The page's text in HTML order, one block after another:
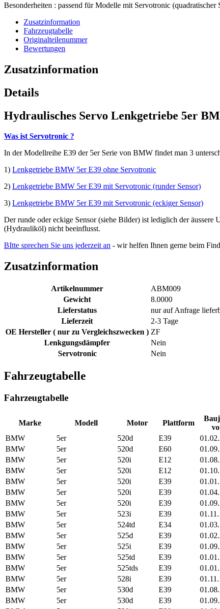
Besonderheiten : passend für Modelle mit Servotronic (quadratischer
Zusatzinformation
Fahrzeugtabelle
Originalteilenummer
Bewertungen
Zusatzinformation
Details
Hydraulisches Servo Lenkgetriebe 5er
Was ist Servotronic ?
In der Modellreihe E39 der 5er Serie von BMW findet man 3
1) Lenkgetriebe BMW 5er E39 ohne Servotronic
2) Lenkgetriebe BMW 5er E39 mit Servotronic (runder Sensor)
3) Lenkgetriebe BMW 5er E39 mit Servotronic (eckiger Sensor)
Der runde oder eckige Sensor (siehe Bilder) ist lediglich der
(Hydrauliköl) nicht beeinflusst.
BItte sprechen Sie uns jederzeit an - wir helfen Ihnen gerne beim
Zusatzinformation
Artikelnummer
ABM009
Gewicht
8.0000
Lieferstatus
nur auf Anfrage
Lieferzeit
2-3 Tage
OE Hersteller ( nur zu Vergleichszwecken ) ZF
Lenkgungsdämpfer
Nein
Servotronic
Nein
Fahrzeugtabelle
Fahrzeugtabelle
Marke Modell Motor Plattform
BMW
5er 520d E39
BMW
5er 520d E60
BMW
5er 520i E12
BMW
5er 520i E12
BMW
5er 520i E39
BMW
5er 520i E39
BMW
5er 520i E39
BMW
5er 523i E39
BMW
5er 524td E34
BMW
5er 525d E39
BMW
5er 525i E39
BMW
5er 525td E39
BMW
5er 525tds E39
BMW
5er 528i E39
BMW
5er 530d E39
BMW
5er 530d E39